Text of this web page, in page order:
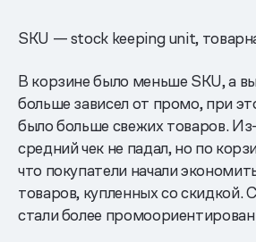
SKU — stock keeping unit,
В корзине было меньше SKU, а
больше зависел от промо, при
было больше свежих товаров.
средний чек не падал, но по
что покупатели начали
товаров, купленных со скидкой.
стали более